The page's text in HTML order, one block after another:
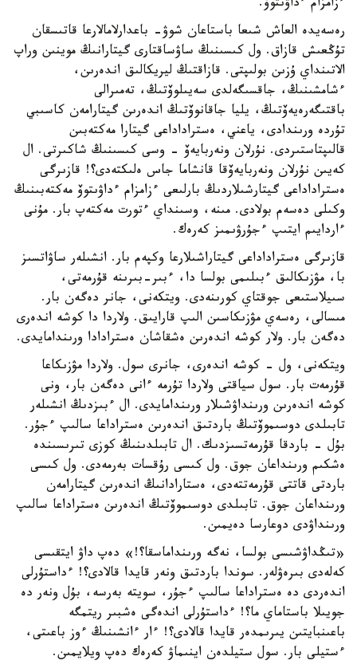
ءزامزام ءداۋىتوۆ.
رەسەيدە العاش شىعا باستاعان شوۋ- باعدارلامالارعا قاتىسقان
تۇڭعىش قازاق. ول كىسىنىڭ ساۋساقتارى گيتارانىڭ موينىن وراپ
الاتىنداي ۇزىن بولىپتى. قازاقتىڭ ليريكالىق اندەرىن،
ءشامشىنىڭ، جاقسىگەلدى سەيىلوۆتىڭ، تەمىرالى
باقتىگەرەيەۆتىڭ، يليا جاقانوۆتىڭ اندەرىن گيتارامەن كاسىبي
تۇردە ورىندادى، ياعني، ەستراداداعى گيتارا مەكتەبىن
قالىپتاستىردى. نۇرلان ونەربايەۆ - وسى كىسىنىڭ شاكىرتى. ال
كەيىن نۇرلان ونەربايەۆقا قانشاما جاس ەلىكتەدى؟! قازىرگى
ەستراداداعى گيتارشىلاردىڭ بارلىعى ءزامزام ءداۋىتوۆ مەكتەبىنىڭ
وكىلى دەسەم بولادى. مىنە، وسىنداي ءتورت مەكتەپ بار. مۇنى
ءاردايىم ايتىپ ءجۇرۋىمىز كەرەك.
قازىرگى ەستراداداعى گيتاراشىلارعا وكپەم بار. انشىلەر ساۋاتسىز
با، مۋزىكالىق ءبىلىمى بولسا دا، ءبىر-بىرىنە قۇرمەتى،
سىيلاستىعى جوقتاي كورىنەدى. ويتكەنى، جانر دەگەن بار.
مىسالى، رەسەي مۋزىكاسىن الىپ قارايىق. ولاردا دا كوشە اندەرى
دەگەن بار. ولار كوشە اندەرىن ەشقاشان ەسترادادا ورىندامايدى.
ويتكەنى، ول - كوشە اندەرى، جانرى سول. ولاردا مۋزىكاعا
قۇرمەت بار. سول سياقتى ولاردا تۇرمە ءانى دەگەن بار، ونى
كوشە اندەرىن ورىنداۋشىلار ورىندامايدى. ال ءبىزدىڭ انشىلەر
تابىلدى دوسىموۆتىڭ باردتىق اندەرىن ەستراداعا سالىپ ءجۇر.
بۇل - باردقا قۇرمەتسىزدىك. ال تابىلدىنىڭ كوزى تىرىسىندە
ەشكىم ورىنداعان جوق. ول كىسى رۇقسات بەرمەدى. ول كىسى
باردتى قاتتى قۇرمەتتەدى، ەستارادانىڭ اندەرىن گيتارامەن
ورىنداعان جوق. تابىلدى دوسىموۆتىڭ اندەرىن ەستراداعا سالىپ
ورىنداۋدى دوعارسا دەيمىن.
«تىڭداۋشىسى بولسا، نەگە ورىنداماسقا؟!» دەپ داۋ ايتقىسى
كەلەدى بىرەۋلەر. سوندا باردتىق ونەر قايدا قالادى؟! ءداستۇرلى
اندەردى دە ەستراداعا سالىپ ءجۇر، سويتە بەرسە، بۇل ونەر دە
جويىلا باستاماي ما؟! ءداستۇرلى اندەگى ەشبىر ريتمگە
باعىنبايتىن يىرىمدەر قايدا قالادى؟! ءار ءانشىنىڭ ءوز باعىتى،
ءستيلى بار. سول ستيلدەن اينىماۋ كەرەك دەپ ويلايمىن.